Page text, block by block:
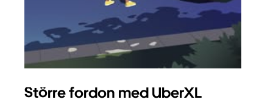
Större fordon med UberXL